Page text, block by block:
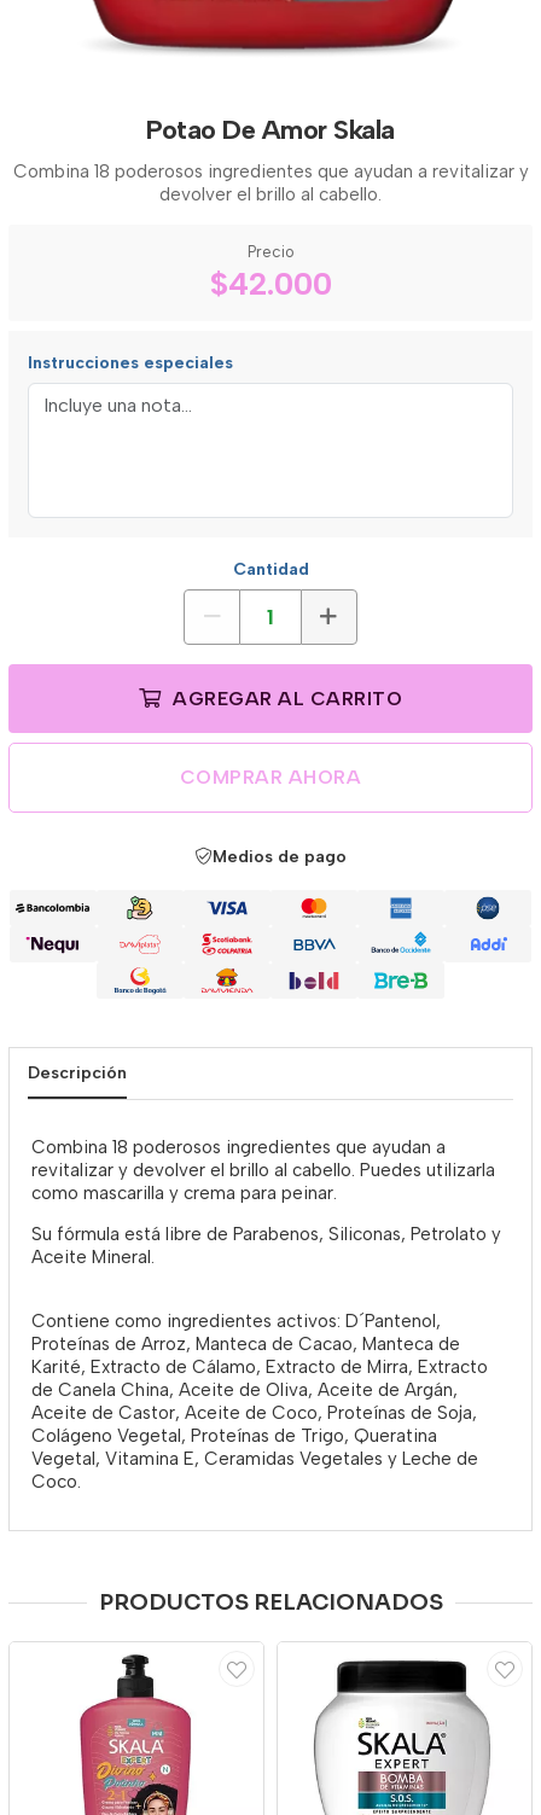
Potao De Amor Skala
Combina 18 poderosos ingredientes que ayudan a revitalizar y
devolver el brillo al cabello.
Precio
$42.000
Instrucciones especiales
Cantidad
AGREGAR AL CARRITO
COMPRAR AHORA
Medios de pago
Descripción
Combina 18 poderosos ingredientes que ayudan a
revitalizar y devolver el brillo al cabello. Puedes utilizarla
como mascarilla y crema para peinar.
Su fórmula está libre de Parabenos, Siliconas, Petrolato y
Aceite Mineral.
Contiene como ingredientes activos: D´Pantenol,
Proteínas de Arroz, Manteca de Cacao, Manteca de
Karité, Extracto de Cálamo, Extracto de Mirra, Extracto
de Canela China, Aceite de Oliva, Aceite de Argán,
Aceite de Castor, Aceite de Coco, Proteínas de Soja,
Colágeno Vegetal, Proteínas de Trigo, Queratina
Vegetal, Vitamina E, Ceramidas Vegetales y Leche de
Coco.
PRODUCTOS RELACIONADOS